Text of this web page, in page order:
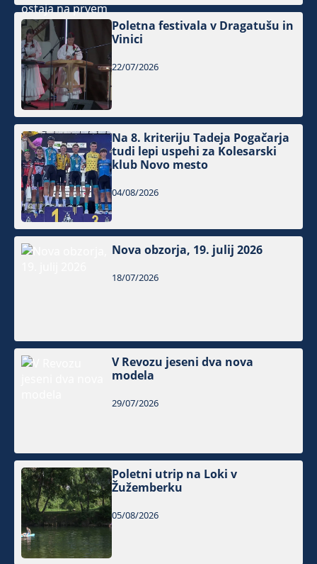
Poletna festivala v Dragatušu in
Vinici
22/07/2026
Na 8. kriteriju Tadeja Pogačarja
tudi lepi uspehi za Kolesarski
klub Novo mesto
04/08/2026
Nova obzorja, 19. julij 2026
18/07/2026
V Revozu jeseni dva nova
modela
29/07/2026
Poletni utrip na Loki v
Žužemberku
05/08/2026